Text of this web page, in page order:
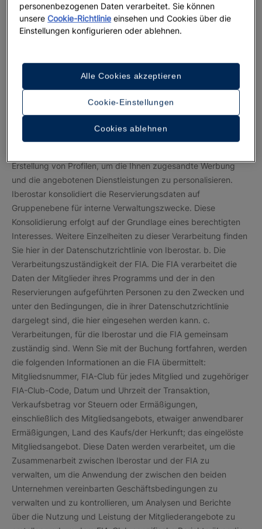
personenbezogenen Daten verarbeitet. Sie können
unsereCookie-Richtlinie einsehen und Cookies über die
Einstellungen konfigurieren oder ablehnen.
Cookie-Einstellungen
Cookies ablehnen
Alle Cookies akzeptieren